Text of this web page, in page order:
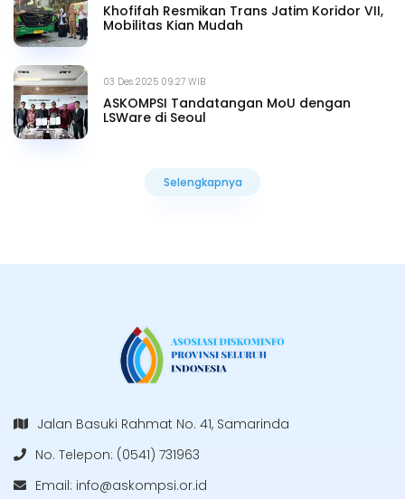
Khofifah Resmikan Trans Jatim Koridor VII,
Mobilitas Kian Mudah
03 Des 2025 09.27 WIB
ASKOMPSI Tandatangan MoU dengan
LSWare di Seoul
Selengkapnya
Jalan Basuki Rahmat No. 41, Samarinda
No. Telepon: (0541) 731963
Email: info@askompsi.or.id